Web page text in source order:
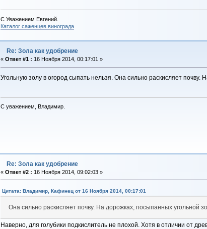
С Уважением Евгений.
Каталог саженцев винограда
Re: Зола как удобрение
« Ответ #1 : 16 Ноября 2014, 00:17:01 »
Угольную золу в огород сыпать нельзя. Она сильно раскисляет
С уважением, Владимир.
Re: Зола как удобрение
« Ответ #2 : 16 Ноября 2014, 09:02:03 »
Цитата: Владимир, Кафинец от 16 Ноября 2014, 00:17:01
Она сильно раскисляет почву. На дорожках, посыпанных угольной
Наверно, для голубики подкислитель не плохой. Хотя в отличии от